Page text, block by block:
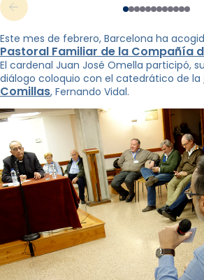
Este mes de febrero, Barcelona ha
Pastoral Familiar de la Compañía
El cardenal Juan José Omella participó,
diálogo coloquio con el catedrático de la
Comillas, Fernando Vidal.